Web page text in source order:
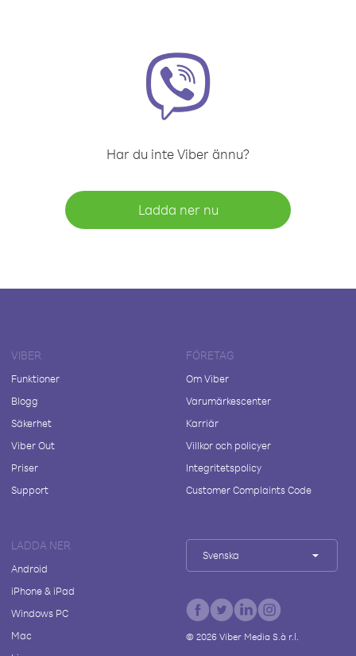
Har du inte Viber ännu?
Ladda ner nu
VIBER
Funktioner
Blogg
Säkerhet
Viber Out
Priser
Support
FÖRETAG
Om Viber
Varumärkescenter
Karriär
Villkor och policyer
Integritetspolicy
Customer Complaints Code
LADDA NER
Android
iPhone & iPad
Windows PC
Mac
Svenska
© 2026Viber Media S.à r.l.